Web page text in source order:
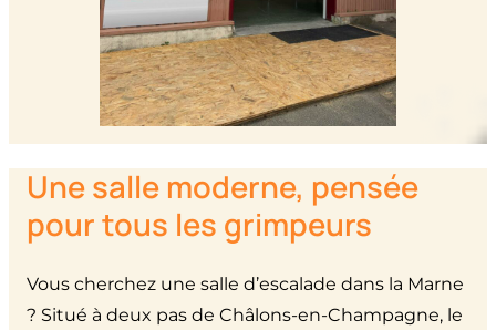
Une salle moderne, pensée
pour tous les grimpeurs
Vous cherchez une salle d’escalade dans la Marne
? Situé à deux pas de Châlons-en-Champagne, le